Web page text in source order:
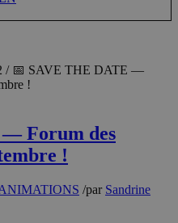
/ 📅 SAVE THE DATE —
!
— Forum des
!
/par Sandrine